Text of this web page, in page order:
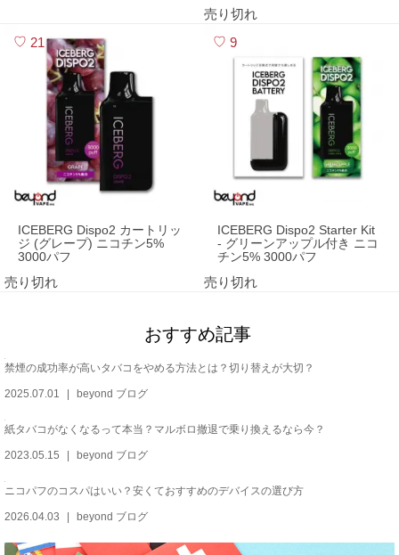
売り切れ
21
ICEBERG Dispo2 カートリッ
ジ (グレープ) ニコチン5%
3000パフ
売り切れ
9
ICEBERG Dispo2 Starter Kit
- グリーンアップル付き ニコ
チン5% 3000パフ
売り切れ
おすすめ記事
禁煙の成功率が高いタバコをやめる方法とは？切り替えが大切？
2025.07.01 beyond ブログ
紙タバコがなくなるって本当？マルボロ撤退で乗り換えるなら今？
2023.05.15 beyond ブログ
ニコパフのコスパはいい？安くておすすめのデバイスの選び方
2026.04.03 beyond ブログ